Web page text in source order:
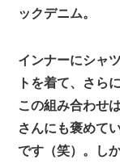
ックデニム。
インナーにシャ
トを着て、さら
この組み合わせ
さんにも褒めて
です（笑）。し